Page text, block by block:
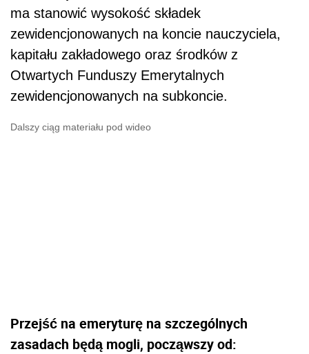
ma stanowić wysokość składek
zewidencjonowanych na koncie nauczyciela,
kapitału zakładowego oraz środków z
Otwartych Funduszy Emerytalnych
zewidencjonowanych na subkoncie.
Dalszy ciąg materiału pod wideo
Przejść na emeryturę na szczególnych
zasadach będą mogli, począwszy od: